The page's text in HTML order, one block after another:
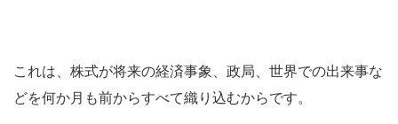
これは、株式が将来の経済事象、政局、世界での出来事な
どを何か月も前からすべて織り込むからです。